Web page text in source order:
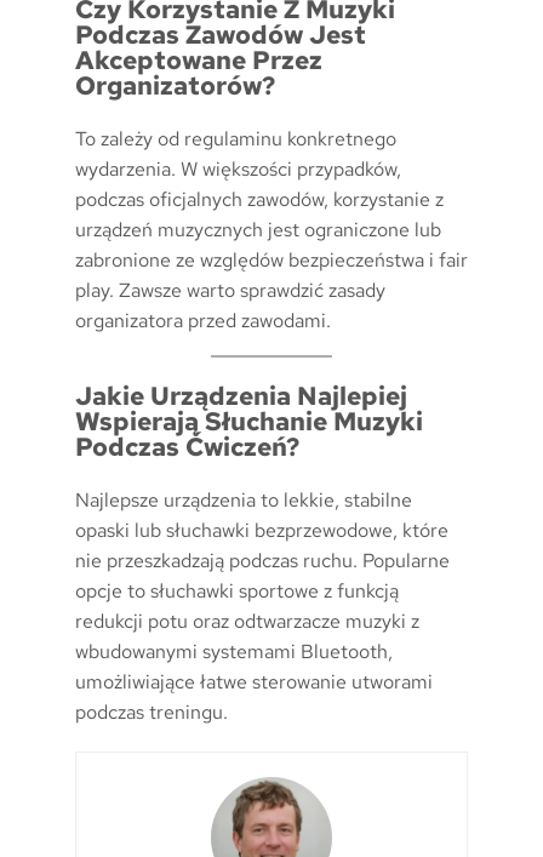
Czy Korzystanie Z Muzyki
Podczas Zawodów Jest
Akceptowane Przez
Organizatorów?
To zależy od regulaminu konkretnego
wydarzenia. W większości przypadków,
podczas oficjalnych zawodów, korzystanie z
urządzeń muzycznych jest ograniczone lub
zabronione ze względów bezpieczeństwa i fair
play. Zawsze warto sprawdzić zasady
organizatora przed zawodami.
Jakie Urządzenia Najlepiej
Wspierają Słuchanie Muzyki
Podczas Ćwiczeń?
Najlepsze urządzenia to lekkie, stabilne
opaski lub słuchawki bezprzewodowe, które
nie przeszkadzają podczas ruchu. Popularne
opcje to słuchawki sportowe z funkcją
redukcji potu oraz odtwarzacze muzyki z
wbudowanymi systemami Bluetooth,
umożliwiające łatwe sterowanie utworami
podczas treningu.